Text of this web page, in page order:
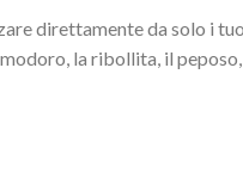
direttamente da solo i
la ribollita, il